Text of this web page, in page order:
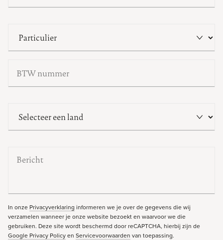
In onze Privacyverklaring informeren we je over de gegevens die wij
verzamelen wanneer je onze website bezoekt en waarvoor we die
gebruiken. Deze site wordt beschermd door reCAPTCHA, hierbij zijn de
Google Privacy Policyen Servicevoorwaarden van toepassing.